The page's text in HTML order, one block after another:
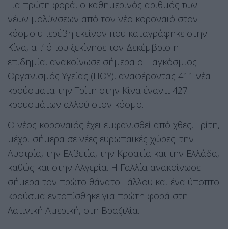
Για πρώτη φορά, ο καθημερινός αριθμός των
νέων μολύνσεων από τον νέο κοροναϊό στον
κόσμο υπερέβη εκείνον που καταγράφηκε στην
Κίνα, απ’ όπου ξεκίνησε τον Δεκέμβριο η
επιδημία, ανακοίνωσε σήμερα ο Παγκόσμιος
Οργανισμός Υγείας (ΠΟΥ), αναφέροντας 411 νέα
κρούσματα την Τρίτη στην Κίνα έναντι 427
κρουσμάτων αλλού στον κόσμο.
Ο νέος κοροναϊός έχει εμφανισθεί από χθες, Τρίτη,
μέχρι σήμερα σε νέες ευρωπαϊκές χώρες: την
Αυστρία, την Ελβετία, την Κροατία και την Ελλάδα,
καθώς και στην Αλγερία. Η Γαλλία ανακοίνωσε
σήμερα τον πρώτο θάνατο Γάλλου και ένα ύποπτο
κρούσμα εντοπίσθηκε για πρώτη φορά στη
Λατινική Αμερική, στη Βραζιλία.